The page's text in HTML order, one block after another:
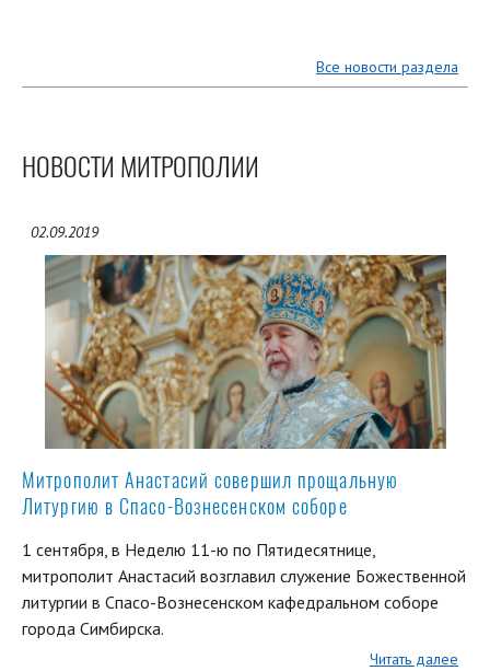
Все новости раздела
НОВОСТИ МИТРОПОЛИИ
02.09.2019
Митрополит Анастасий совершил прощальную
Литургию в Спасо-Вознесенском соборе
1 сентября, в Неделю 11-ю по Пятидесятнице,
митрополит Анастасий возглавил служение Божественной
литургии в Спасо-Вознесенском кафедральном соборе
города Симбирска.
Читать далее